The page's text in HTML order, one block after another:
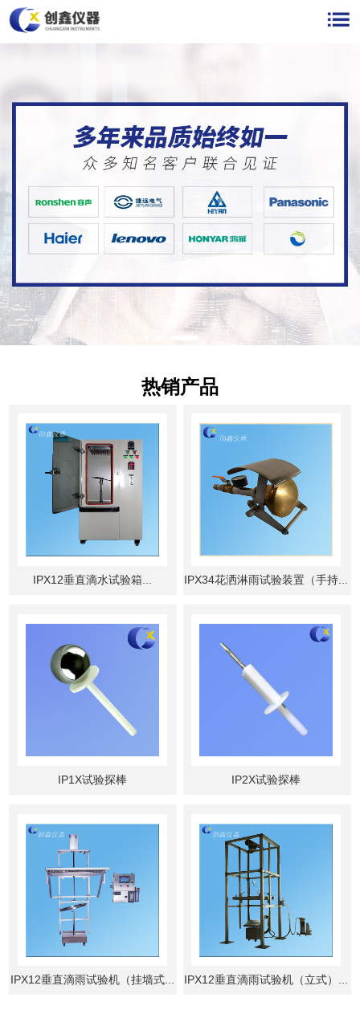
热销产品
IPX12垂直滴水试验箱... IPX34花洒淋雨试验装置（手持...
IP1X试验探棒 IP2X试验探棒
IPX12垂直滴雨试验机（挂墙式... IPX12垂直滴雨试验机（立式）...